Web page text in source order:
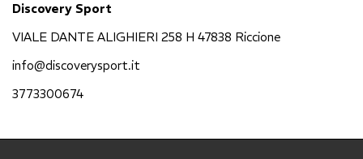
Discovery Sport
VIALE DANTE ALIGHIERI 258 H 47838 Riccione
info@discoverysport.it
3773300674